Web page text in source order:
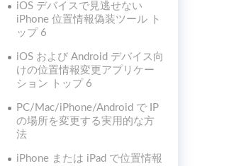
iOS デバイスで見逃せない
iPhone 位置情報偽装ツール ト
ップ 6
iOS および Android デバイス向
けの位置情報変更アプリケー
ション トップ 6
PC/Mac/iPhone/Android で IP
の場所を変更する実用的な方
法
iPhone または iPad で位置情報